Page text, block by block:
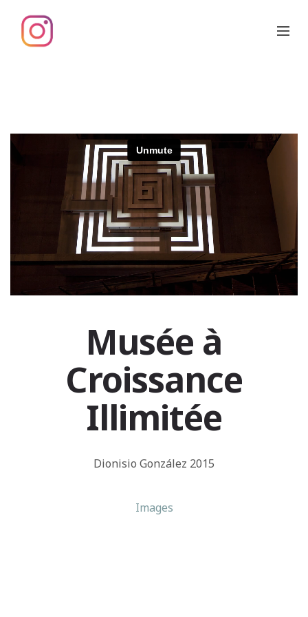
Musée à
Croissance
Illimitée
Dionisio González 2015
Images